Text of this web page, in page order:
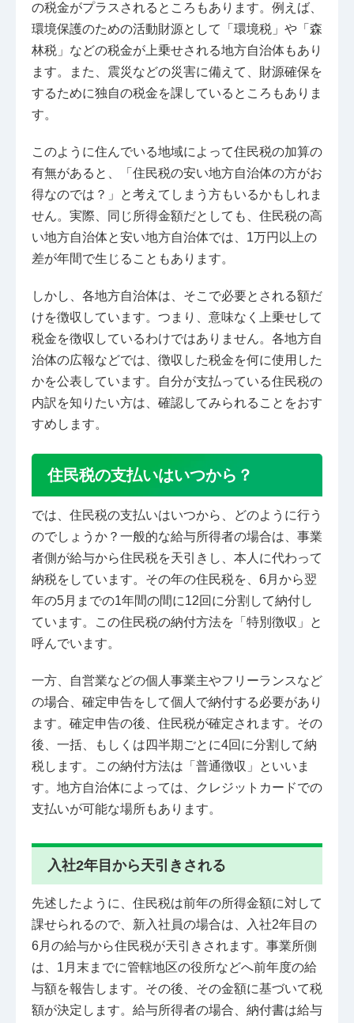
の税金がプラスされるところもあります。例えば、
環境保護のための活動財源として「環境税」や「森
林税」などの税金が上乗せされる地方自治体もあり
ます。また、震災などの災害に備えて、財源確保を
するために独自の税金を課しているところもありま
す。
このように住んでいる地域によって住民税の加算の
有無があると、「住民税の安い地方自治体の方がお
得なのでは？」と考えてしまう方もいるかもしれま
せん。実際、同じ所得金額だとしても、住民税の高
い地方自治体と安い地方自治体では、1万円以上の
差が年間で生じることもあります。
しかし、各地方自治体は、そこで必要とされる額だ
けを徴収しています。つまり、意味なく上乗せして
税金を徴収しているわけではありません。各地方自
治体の広報などでは、徴収した税金を何に使用した
かを公表しています。自分が支払っている住民税の
内訳を知りたい方は、確認してみられることをおす
すめします。
住民税の支払いはいつから？
では、住民税の支払いはいつから、どのように行う
のでしょうか？一般的な給与所得者の場合は、事業
者側が給与から住民税を天引きし、本人に代わって
納税をしています。その年の住民税を、6月から翌
年の5月までの1年間の間に12回に分割して納付し
ています。この住民税の納付方法を「特別徴収」と
呼んでいます。
一方、自営業などの個人事業主やフリーランスなど
の場合、確定申告をして個人で納付する必要があり
ます。確定申告の後、住民税が確定されます。その
後、一括、もしくは四半期ごとに4回に分割して納
税します。この納付方法は「普通徴収」といいま
す。地方自治体によっては、クレジットカードでの
支払いが可能な場所もあります。
入社2年目から天引きされる
先述したように、住民税は前年の所得金額に対して
課せられるので、新入社員の場合は、入社2年目の
6月の給与から住民税が天引きされます。事業所側
は、1月末までに管轄地区の役所などへ前年度の給
与額を報告します。その後、その金額に基づいて税
額が決定します。給与所得者の場合、納付書は給与